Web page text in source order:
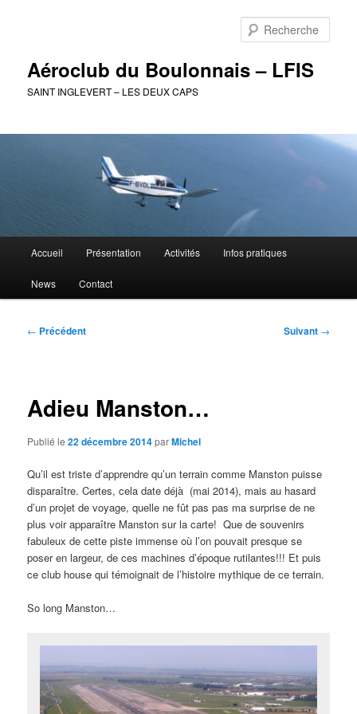
Aéroclub du Boulonnais – LFIS
SAINT INGLEVERT – LES DEUX CAPS
principal
Accueil Présentation Activités Infos pratiques
News Contact
Navigation
← Précédent Suivant →
Adieu Manston…
Publié le22 décembre 2014parMichel
Qu’il est triste d’apprendre qu’un terrain comme Manston puisse
disparaître. Certes, cela date déjà (mai 2014), mais au hasard
d’un projet de voyage, quelle ne fût pas pas ma surprise de ne
plus voir apparaître Manston sur la carte! Que de souvenirs
fabuleux de cette piste immense où l’on pouvait presque se
poser en largeur, de ces machines d’époque rutilantes!!! Et puis
ce club house qui témoignait de l’histoire mythique de ce terrain.
So long Manston…